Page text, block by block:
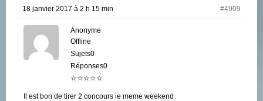
18 janvier 2017 à 2 h 15 min #4909
Anonyme
Offline
Sujets0
Réponses0
☆☆☆☆☆
Il est bon de tirer 2 concours ie meme weekend